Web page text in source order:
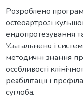
Розроблено
остеоартрозі
ендопротезування
Узагальнено і
методичні знання
особливості
реабілітації і
суглоба.